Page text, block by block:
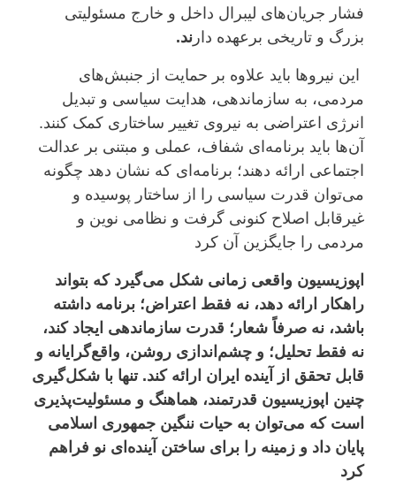
فشار جریان‌های لیبرال داخل و خارج مسئولیتی
بزرگ و تاریخی برعهده دارند.
این نیروها باید علاوه بر حمایت از جنبش‌های
مردمی، به سازماندهی، هدایت سیاسی و تبدیل
انرژی اعتراضی به نیروی تغییر ساختاری کمک کنند.
آن‌ها باید برنامه‌ای شفاف، عملی و مبتنی بر عدالت
اجتماعی ارائه دهند؛ برنامه‌ای که نشان دهد چگونه
می‌توان قدرت سیاسی را از ساختار پوسیده و
غیرقابل اصلاح کنونی گرفت و نظامی نوین و
مردمی را جایگزین آن کرد
اپوزیسیون واقعی زمانی شکل می‌گیرد که بتواند
راهکار ارائه دهد، نه فقط اعتراض؛ برنامه داشته
باشد، نه صرفاً شعار؛ قدرت سازماندهی ایجاد کند،
نه فقط تحلیل؛ و چشم‌اندازی روشن، واقع‌گرایانه و
قابل تحقق از آینده ایران ارائه کند. تنها با شکل‌گیری
چنین اپوزیسیون قدرتمند، هماهنگ و مسئولیت‌پذیری
است که می‌توان به حیات ننگین جمهوری اسلامی
پایان داد و زمینه را برای ساختن آینده‌ای نو فراهم
کرد